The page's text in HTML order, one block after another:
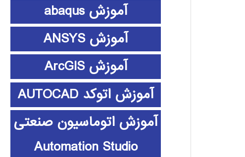
آموزش abaqus
آموزش ANSYS
آموزش ArcGIS
آموزش اتوکد AUTOCAD
آموزش اتوماسیون صنعتی
Automation Studio